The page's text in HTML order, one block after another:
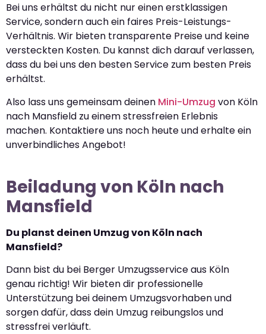
Bei uns erhältst du nicht nur einen erstklassigen
Service, sondern auch ein faires Preis-Leistungs-
Verhältnis. Wir bieten transparente Preise und keine
versteckten Kosten. Du kannst dich darauf verlassen,
dass du bei uns den besten Service zum besten Preis
erhältst.
Also lass uns gemeinsam deinen Mini-Umzug von Köln
nach Mansfield zu einem stressfreien Erlebnis
machen. Kontaktiere uns noch heute und erhalte ein
unverbindliches Angebot!
Beiladung von Köln nach
Mansfield
Du planst deinen Umzug von Köln nach
Mansfield?
Dann bist du bei Berger Umzugsservice aus Köln
genau richtig! Wir bieten dir professionelle
Unterstützung bei deinem Umzugsvorhaben und
sorgen dafür, dass dein Umzug reibungslos und
stressfrei verläuft.